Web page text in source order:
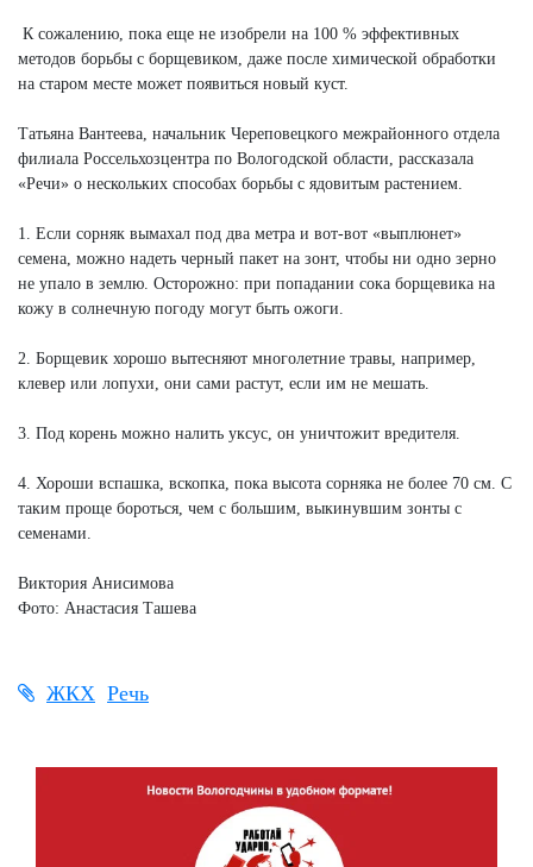
К сожалению, пока еще не изобрели на 100 % эффективных
методов борьбы с борщевиком, даже после химической обработки
на старом месте может появиться новый куст.
Татьяна Вантеева, начальник Череповецкого межрайонного отдела
филиала Россельхозцентра по Вологодской области, рассказала
«Речи» о нескольких способах борьбы с ядовитым растением.
1. Если сорняк вымахал под два метра и вот-вот «выплюнет»
семена, можно надеть черный пакет на зонт, чтобы ни одно зерно
не упало в землю. Осторожно: при попадании сока борщевика на
кожу в солнечную погоду могут быть ожоги.
2. Борщевик хорошо вытесняют многолетние травы, например,
клевер или лопухи, они сами растут, если им не мешать.
3. Под корень можно налить уксус, он уничтожит вредителя.
4. Хороши вспашка, вскопка, пока высота сорняка не более 70 см. С
таким проще бороться, чем с большим, выкинувшим зонты с
семенами.
Виктория Анисимова
Фото: Анастасия Ташева
ЖКХ Речь